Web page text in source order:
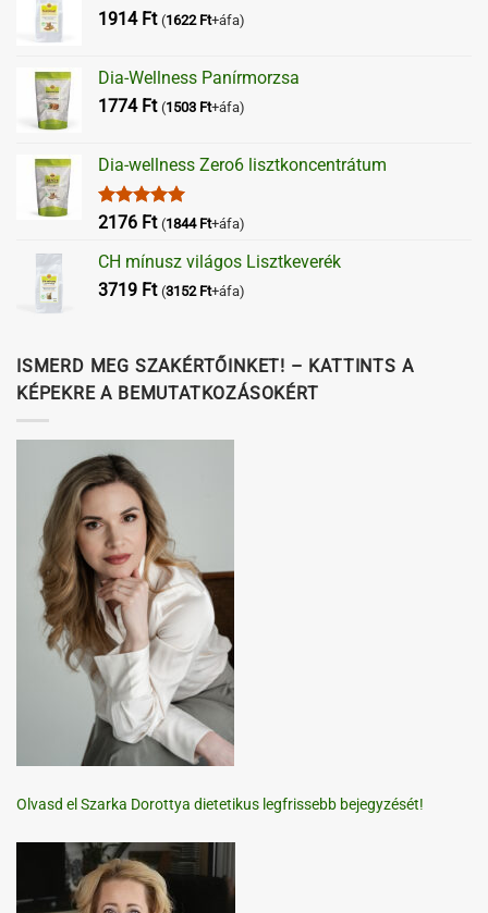
1914 Ft (1622 Ft+áfa)
Dia-Wellness Panírmorzsa
1774 Ft (1503 Ft+áfa)
Dia-wellness Zero6 lisztkoncentrátum
Értékelés:
2176 Ft (1844 Ft+áfa)
CH mínusz világos Lisztkeverék
3719 Ft (3152 Ft+áfa)
ISMERD MEG SZAKÉRTŐINKET! – KATTINTS A
KÉPEKRE A BEMUTATKOZÁSOKÉRT
Olvasd el Szarka Dorottya dietetikus legfrissebb bejegyzését!